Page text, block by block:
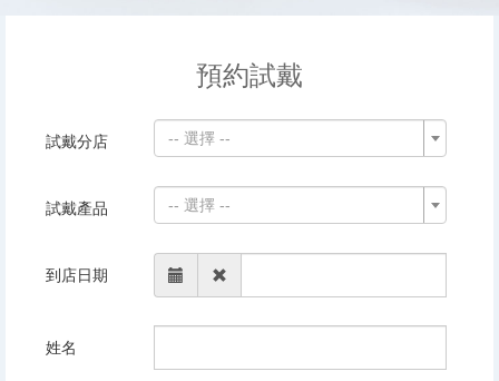
預約試戴
試戴分店 -- 選擇 --
試戴產品 -- 選擇 --
到店日期
姓名